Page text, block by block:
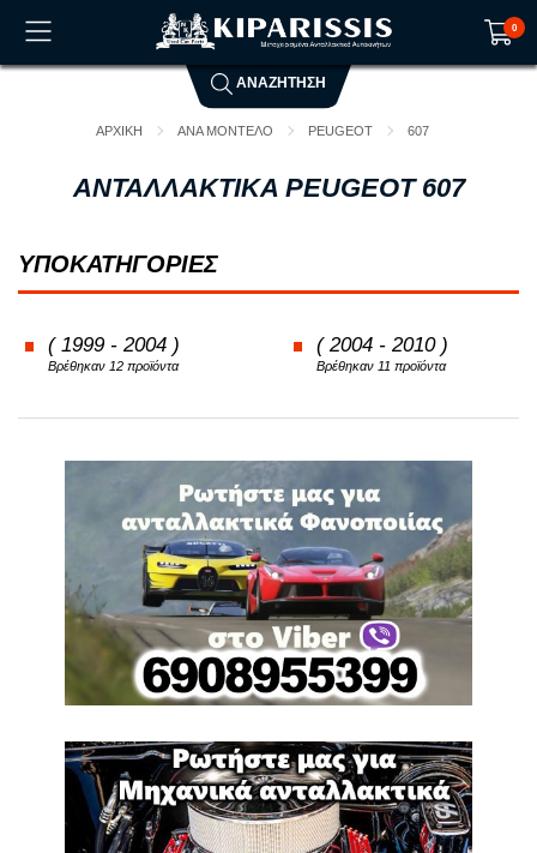
0
Το καλάθι αγορών είναι άδειο!
ΑΝΑΖΗΤΗΣΗ
ΑΡΧΙΚΗ ΑΝΑ ΜΟΝΤΕΛΟ PEUGEOT 607
ΑΝΤΑΛΛΑΚΤΙΚΑ PEUGEOT 607
ΥΠΟΚΑΤΗΓΟΡΙΕΣ
( 1999 - 2004 )
Βρέθηκαν 12 προϊόντα
( 2004 - 2010 )
Βρέθηκαν 11 προϊόντα